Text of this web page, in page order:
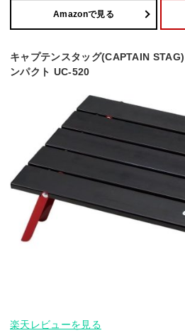
Amazonで見る
キャプテンスタッグ(CAPTAIN
ンパクト UC-520
楽天レビューを見る